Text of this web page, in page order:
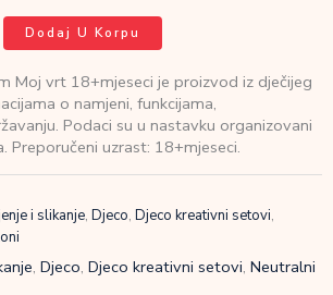
Dodaj U Korpu
Moj vrt 18+mjeseci je proizvod iz dječijeg
o namjeni, funkcijama,
Podaci su u nastavku organizovani
Preporučeni uzrast: 18+mjeseci.
i slikanje, Djeco, Djeco kreativni setovi,
, Djeco, Djeco kreativni setovi, Neutralni